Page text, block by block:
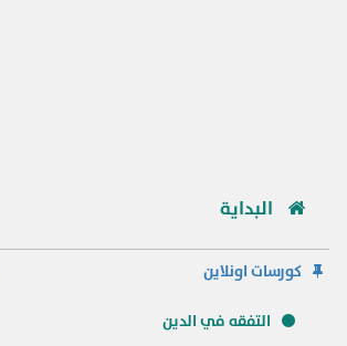
البداية
كورسات اونلاين
التفقه في الدين